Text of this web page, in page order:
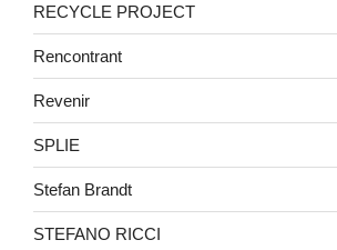
RECYCLE PROJECT
Rencontrant
Revenir
SPLIE
Stefan Brandt
STEFANO RICCI